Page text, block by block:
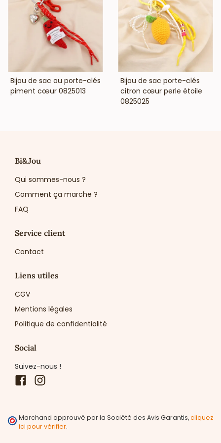
design recherché, nos bijoux de sacs sont pensés pour
dynamiser vos ventes et enrichir votre offre en boutique.
VOIR LE PRIX
Bijou de sac ou porte-clés
piment cœur 0825013
VOIR LE PRIX
Bijou de sac porte-clés
citron cœur perle étoile
0825025
Bi&Jou
Qui sommes-nous ?
Comment ça marche ?
FAQ
Service client
Contact
Liens utiles
CGV
Mentions légales
Politique de confidentialité
Social
Suivez-nous !
Facebook
Marchand approuvé par la Société des Avis Garantis,cliquez
ici pour vérifier.